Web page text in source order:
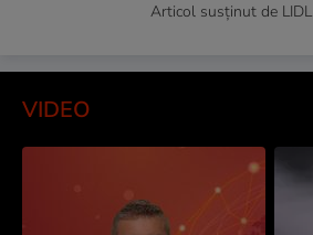
Articol susținut de LIDL
VIDEO